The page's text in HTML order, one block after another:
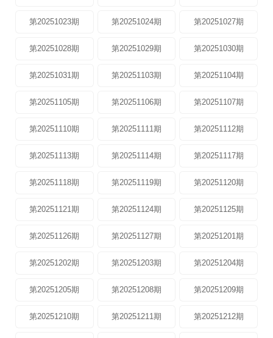
第20251023期 第20251024期 第20251027期
第20251028期 第20251029期 第20251030期
第20251031期 第20251103期 第20251104期
第20251105期 第20251106期 第20251107期
第20251110期 第20251111期 第20251112期
第20251113期 第20251114期 第20251117期
第20251118期 第20251119期 第20251120期
第20251121期 第20251124期 第20251125期
第20251126期 第20251127期 第20251201期
第20251202期 第20251203期 第20251204期
第20251205期 第20251208期 第20251209期
第20251210期 第20251211期 第20251212期